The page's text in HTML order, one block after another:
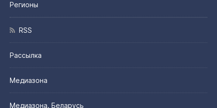
Регионы
RSS
Рассылка
Медиазона
Медиазона. Беларусь